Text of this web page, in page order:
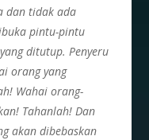
dan tidak ada
pintu-pintu
ditutup. Penyeru
orang yang
Wahai orang-
Tahanlah! Dan
akan dibebaskan